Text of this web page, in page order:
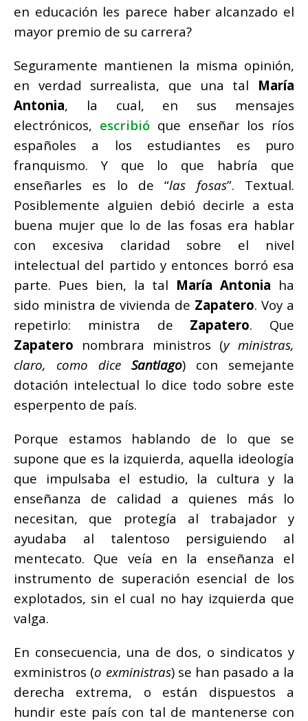
en educación les parece haber alcanzado el
mayor premio de su carrera?
Seguramente mantienen la misma opinión,
en verdad surrealista, que una tal María
Antonia, la cual, en sus mensajes
electrónicos, escribió que enseñar los ríos
españoles a los estudiantes es puro
franquismo. Y que lo que habría que
enseñarles es lo de “las fosas”. Textual.
Posiblemente alguien debió decirle a esta
buena mujer que lo de las fosas era hablar
con excesiva claridad sobre el nivel
intelectual del partido y entonces borró esa
parte. Pues bien, la tal María Antonia ha
sido ministra de vivienda de Zapatero. Voy a
repetirlo: ministra de Zapatero. Que
Zapatero nombrara ministros (y ministras,
claro, como dice Santiago) con semejante
dotación intelectual lo dice todo sobre este
esperpento de país.
Porque estamos hablando de lo que se
supone que es la izquierda, aquella ideología
que impulsaba el estudio, la cultura y la
enseñanza de calidad a quienes más lo
necesitan, que protegía al trabajador y
ayudaba al talentoso persiguiendo al
mentecato. Que veía en la enseñanza el
instrumento de superación esencial de los
explotados, sin el cual no hay izquierda que
valga.
En consecuencia, una de dos, o sindicatos y
exministros (o exministras) se han pasado a la
derecha extrema, o están dispuestos a
hundir este país con tal de mantenerse con